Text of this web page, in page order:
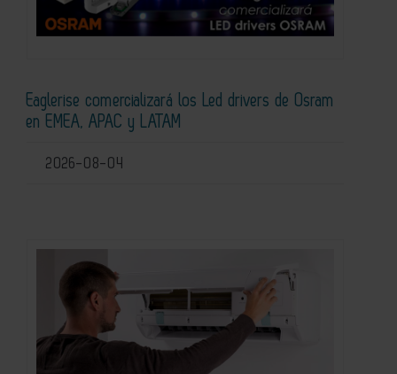
Eaglerise comercializará los Led drivers de Osram
en EMEA, APAC y LATAM
2026-08-04